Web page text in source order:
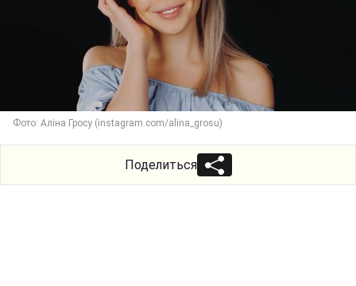
Фото: Аліна Гросу (instagram.com/alina_grosu)
Поделиться